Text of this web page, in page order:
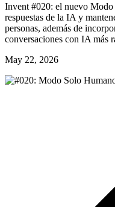
Invent #020: el nuevo Modo
respuestas de la IA y
personas, además de
conversaciones con IA más
May 22, 2026